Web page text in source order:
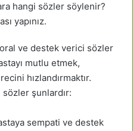
hangi sözler söylenir?
yapınız.
ve destek verici sözler
mutlu etmek,
hızlandırmaktır.
şunlardır:
sempati ve destek